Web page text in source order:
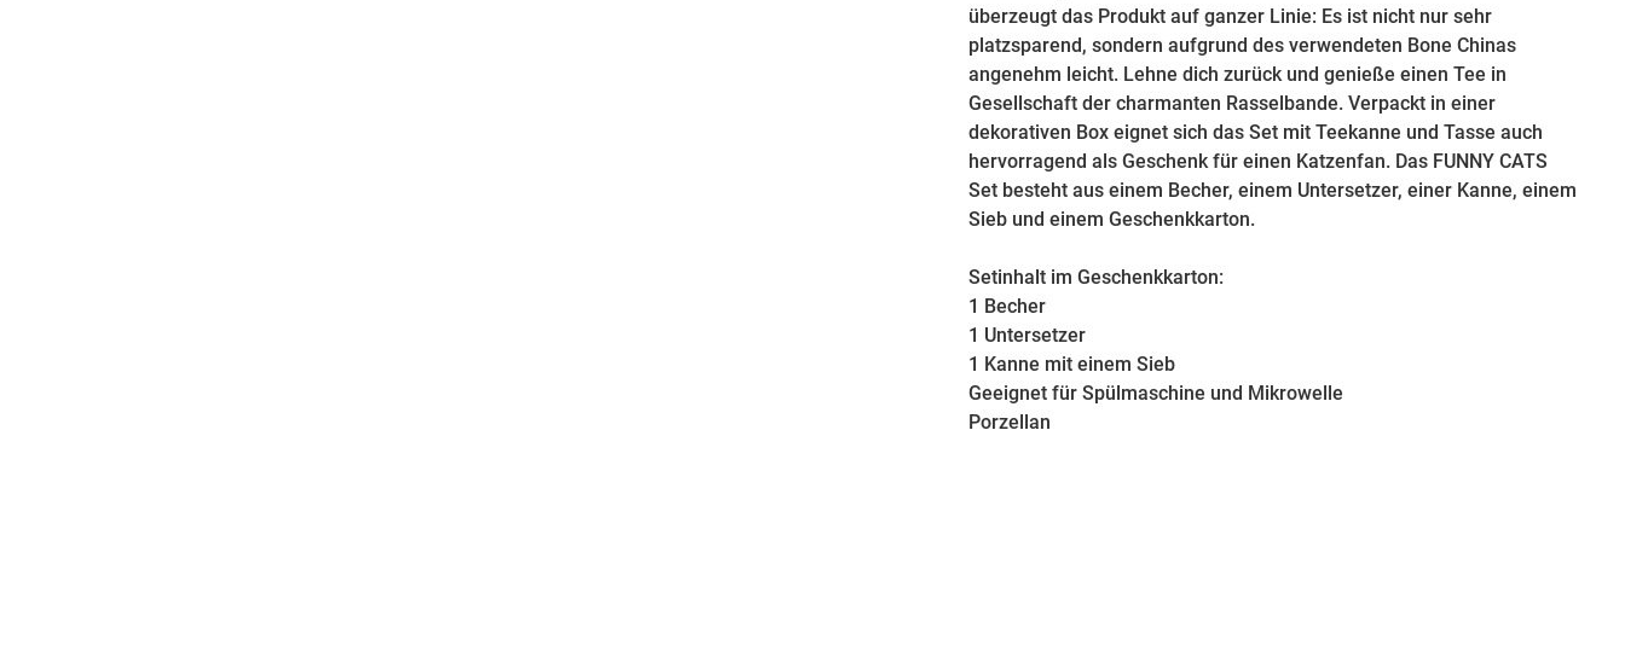
überzeugt das Produkt auf ganzer Linie: Es ist nicht nur sehr
platzsparend, sondern aufgrund des verwendeten Bone Chinas
angenehm leicht. Lehne dich zurück und genieße einen Tee in
Gesellschaft der charmanten Rasselbande. Verpackt in einer
dekorativen Box eignet sich das Set mit Teekanne und Tasse auch
hervorragend als Geschenk für einen Katzenfan. Das FUNNY CATS
Set besteht aus einem Becher, einem Untersetzer, einer Kanne, einem
Sieb und einem Geschenkkarton.
Setinhalt im Geschenkkarton:
1 Becher
1 Untersetzer
1 Kanne mit einem Sieb
Geeignet für Spülmaschine und Mikrowelle
Porzellan